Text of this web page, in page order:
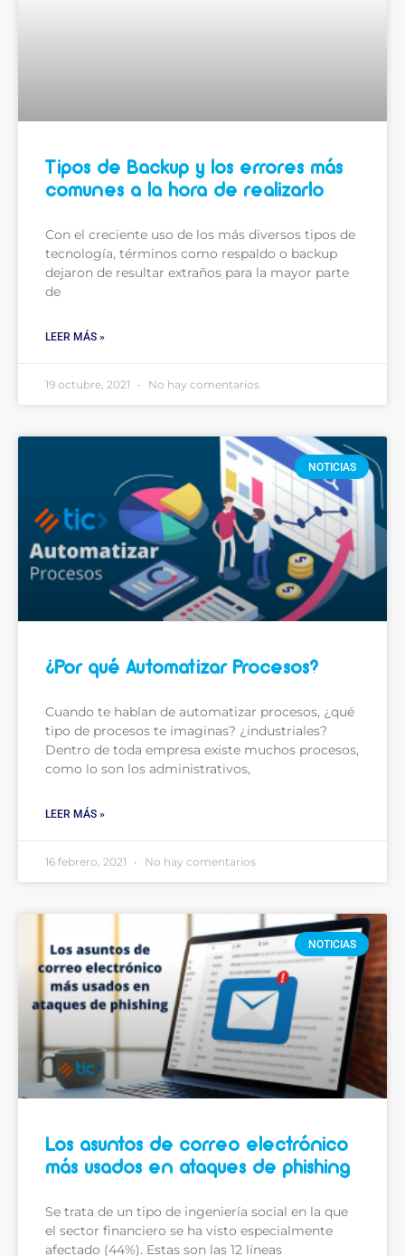
Tipos de Backup y los errores más
comunes a la hora de realizarlo
Con el creciente uso de los más diversos tipos de
tecnología, términos como respaldo o backup
dejaron de resultar extraños para la mayor parte
de
LEER MÁS »
19 octubre, 2021 No hay comentarios
NOTICIAS
¿Por qué Automatizar Procesos?
Cuando te hablan de automatizar procesos, ¿qué
tipo de procesos te imaginas? ¿industriales?
Dentro de toda empresa existe muchos procesos,
como lo son los administrativos,
LEER MÁS »
16 febrero, 2021 No hay comentarios
NOTICIAS
Los asuntos de correo electrónico
más usados en ataques de phishing
Se trata de un tipo de ingeniería social en la que
el sector financiero se ha visto especialmente
afectado (44%). Estas son las 12 líneas